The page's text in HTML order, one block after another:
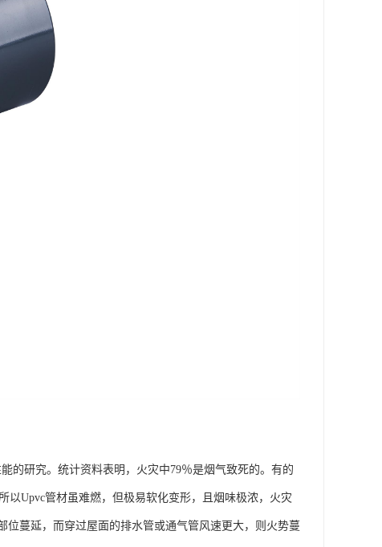
的研究。统计资料表明，火灾中79％是烟气致死的。有的
Upvc管材虽难燃，但极易软化变形，且烟味极浓，火灾
蔓延，而穿过屋面的排水管或通气管风速更大，则火势蔓